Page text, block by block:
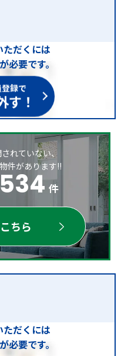
ただくには
必要です。
録で
す！
れていない、
件があります!!
件
ちら
ただくには
必要です。